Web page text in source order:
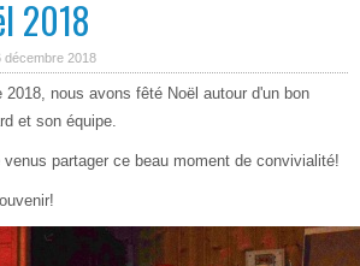
2018
décembre 2018
2018, nous avons fêté Noël autour d'un bon
et son équipe.
partager ce beau moment de convivialité!